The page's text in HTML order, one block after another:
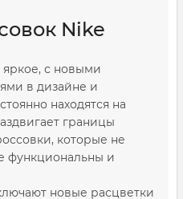
Nike
с новыми
в дизайне и
находятся на
границы
которые не
функциональны и
новые расцветки